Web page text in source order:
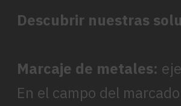
Descubrir nuestras
Marcaje de metales:
En el campo del